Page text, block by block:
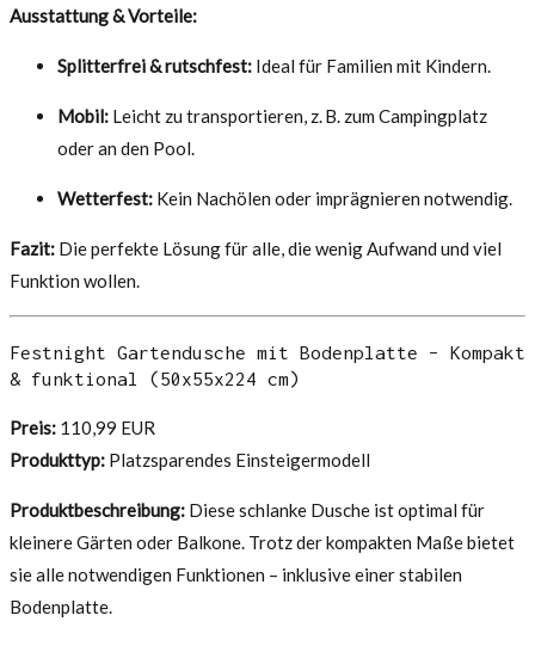
Ausstattung & Vorteile:
Splitterfrei & rutschfest: Ideal für Familien mit Kindern.
Mobil: Leicht zu transportieren, z. B. zum Campingplatz
oder an den Pool.
Wetterfest: Kein Nachölen oder imprägnieren notwendig.
Fazit: Die perfekte Lösung für alle, die wenig Aufwand und viel
Funktion wollen.
Festnight Gartendusche mit Bodenplatte – Kompakt
& funktional (50x55x224 cm)
Preis: 110,99 EUR
Produkttyp: Platzsparendes Einsteigermodell
Produktbeschreibung: Diese schlanke Dusche ist optimal für
kleinere Gärten oder Balkone. Trotz der kompakten Maße bietet
sie alle notwendigen Funktionen – inklusive einer stabilen
Bodenplatte.